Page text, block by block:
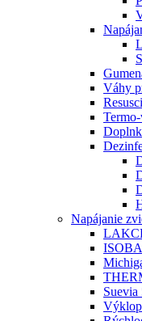
Váhy
Termo-
Napájanie
Suevia